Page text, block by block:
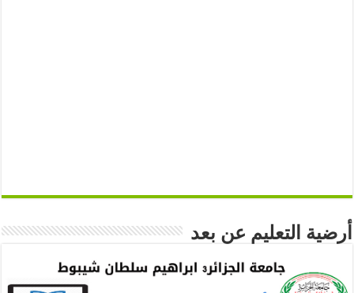
أرضية التعليم عن بعد